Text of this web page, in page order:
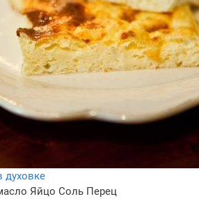
духовке
Яйцо Соль Перец